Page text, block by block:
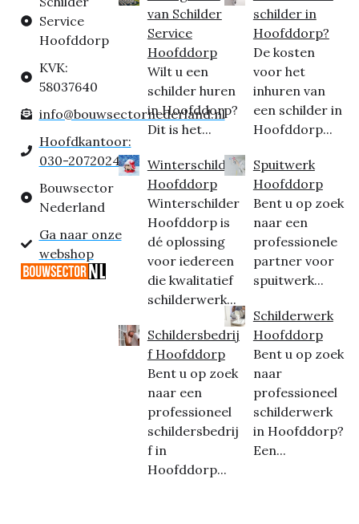
Service
Hoofddorp
KVK:
58037640
info@bouwsectornederland.nl
Hoofdkantoor:
030-2072024
Bouwsector
Nederland
Ga naar onze
webshop
van Schilder
Service
Hoofddorp
Wilt u een
schilder huren
in Hoofddorp?
Dit is het...
Winterschilder
Hoofddorp
Winterschilder
Hoofddorp is
dé oplossing
voor iedereen
die kwalitatief
schilderwerk...
Schildersbedrij
f Hoofddorp
Bent u op zoek
naar een
professioneel
schildersbedrij
f in
Hoofddorp...
schilder in
Hoofddorp?
De kosten
voor het
inhuren van
een schilder in
Hoofddorp...
Spuitwerk
Hoofddorp
Bent u op zoek
naar een
professionele
partner voor
spuitwerk...
Schilderwerk
Hoofddorp
Bent u op zoek
naar
professioneel
schilderwerk
in Hoofddorp?
Een...